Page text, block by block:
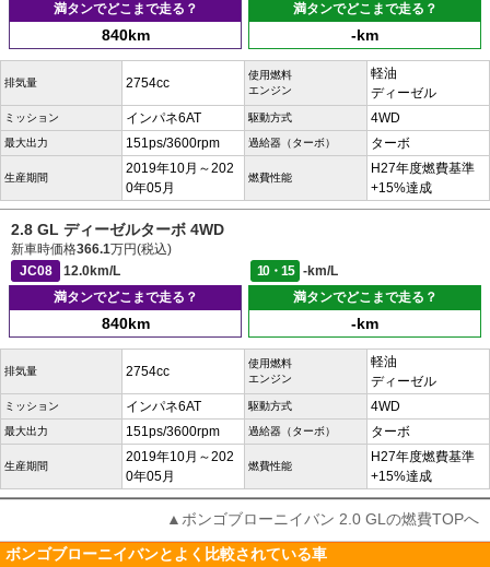
満タンでどこまで走る？
840km
満タンでどこまで走る？
-km
排気量 2754cc
使用燃料
エンジン
軽油
ディーゼル
ミッション インパネ6AT 駆動方式 4WD
最大出力 151ps/3600rpm 過給器（ターボ） ターボ
生産期間
2019年10月～202
0年05月
燃費性能
H27年度燃費基準
+15%達成
2.8 GL ディーゼルターボ 4WD
新車時価格366.1万円(税込)
JC08
12.0km/L 10・15
-km/L
満タンでどこまで走る？
840km
満タンでどこまで走る？
-km
排気量 2754cc
使用燃料
エンジン
軽油
ディーゼル
ミッション インパネ6AT 駆動方式 4WD
最大出力 151ps/3600rpm 過給器（ターボ） ターボ
生産期間
2019年10月～202
0年05月
燃費性能
H27年度燃費基準
+15%達成
▲ボンゴブローニイバン 2.0 GLの燃費TOPへ
ボンゴブローニイバンとよく比較されている車